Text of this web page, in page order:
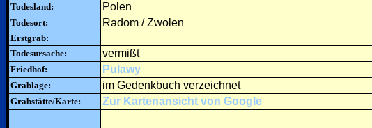
Todesland: Polen
Todesort: Radom / Zwolen
Erstgrab:
Todesursache:
vermißt
Friedhof: Pulawy
Grablage: im Gedenkbuch verzeichnet
Grabstätte/Karte: Zur Kartenansicht von Google